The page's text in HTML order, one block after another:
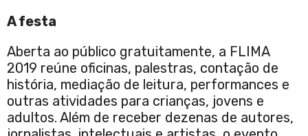
A festa
Aberta ao público gratuitamente, a FLIMA
2019 reúne oficinas, palestras, contação de
história, mediação de leitura, performances e
outras atividades para crianças, jovens e
adultos. Além de receber dezenas de autores,